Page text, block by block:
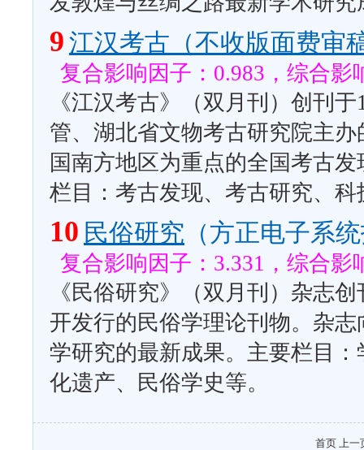
9 江汉考古（不收版面费审
复合影响因子：0.983，综合影
《江汉考古》（双月刊）创刊
管、湖北省文物考古研究院主
国南方地区为重点的全国考古
栏目：考古发现、考古研究、
10 民俗研究 （方正电子系
复合影响因子：3.331，综合影
《民俗研究》（双月刊）杂志
开发行的民俗学理论刊物。杂
学研究的最新成果。主要栏目
化遗产、民俗学史等。
首页 上一